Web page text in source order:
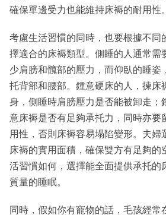
確保單邊受力也能維持床褥的耐用性。
考慮生活習慣的同時，也要根據不同
擇適合的床褥類型。側睡的人通常需
少肩膀和髖部的壓力，而仰臥的睡姿
托背部和腰部。鍾意硬床的人，揀床
身，側睡時肩膀壓力是否能被卸走；
意床褥是否有足夠承托力，同時亦要
用性，否則床褥容易塌陷變形。夫婦
床褥的實用面積，確保雙方有足夠的
活習慣如何，選擇能全面提供承托的
質量的睡眠。
同時，假如你有寵物的話，毛孩經常